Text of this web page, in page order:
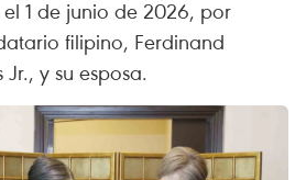
1 de junio de 2026, por
filipino, Ferdinand
y su esposa.